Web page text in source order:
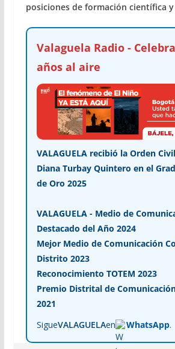
posiciones de formación científica
Valaguela Radio -
años al aire
VALAGUELA recibió la Orden
Diana Turbay Quintero en el
de Oro 2025
VALAGUELA - Medio de
Destacado del Año 2024
Mejor Medio de Comunicación
Distrito 2023
Reconocimiento TOTEM 2023
Premio Distrital de
2021
SigueVALAGUELAen WhatsApp.